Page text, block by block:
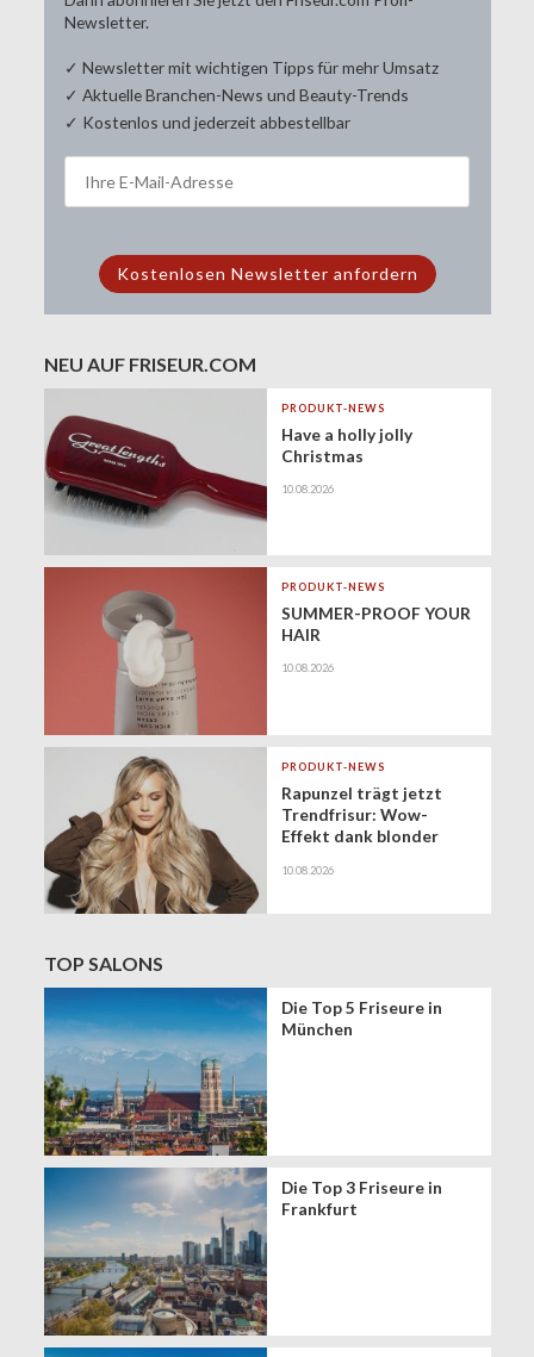
Newsletter.
✓ Newsletter mit wichtigen Tipps für mehr Umsatz
✓ Aktuelle Branchen-News und Beauty-Trends
✓ Kostenlos und jederzeit abbestellbar
NEU AUF FRISEUR.COM
PRODUKT-NEWS
Have a holly jolly
Christmas
10.08.2026
PRODUKT-NEWS
SUMMER-PROOF YOUR
HAIR
10.08.2026
PRODUKT-NEWS
Rapunzel trägt jetzt
Trendfrisur: Wow-
Effekt dank blonder
10.08.2026
TOP SALONS
Die Top 5 Friseure in
München
Die Top 3 Friseure in
Frankfurt